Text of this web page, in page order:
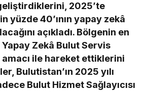
2025’te
yüzde 40’ının yapay zekâ
açıkladı. Bölgenin en
Zekâ Bulut Servis
amacı ile hareket ettiklerini
Bulutistan’ın 2025 yılı
Bulut Hizmet Sağlayıcısı